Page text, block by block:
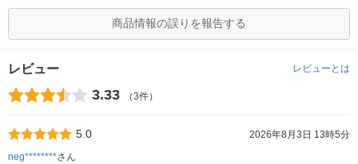
商品情報の誤りを報告する
レビュー レビューとは
3.33 （3件）
5.0
2026年8月3日 13時5分
neg********さん